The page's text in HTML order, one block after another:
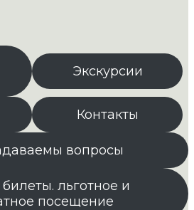
Экскурсии
Контакты
вопросы
льготное и
посещение